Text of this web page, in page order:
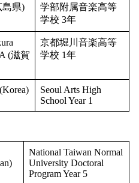
県)
学部附属音楽高等
学校 3年
(滋賀
京都堀川音楽高等
学校 1年
Seoul Arts High
School Year 1
National Taiwan Normal
University Doctoral
Program Year 5